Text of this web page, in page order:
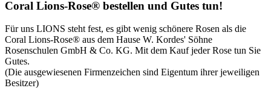
Coral Lions-Rose® bestellen und Gutes tun!
Für uns LIONS steht fest, es gibt wenig schönere Rosen als die
Coral Lions-Rose® aus dem Hause W. Kordes' Söhne
Rosenschulen GmbH & Co. KG. Mit dem Kauf jeder Rose tun Sie
Gutes.
(Die ausgewiesenen Firmenzeichen sind Eigentum ihrer jeweiligen
Besitzer)